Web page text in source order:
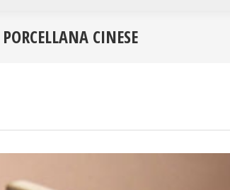
CINESE